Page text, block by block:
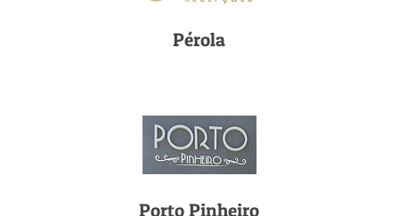
Pérola
Porto Pinheiro